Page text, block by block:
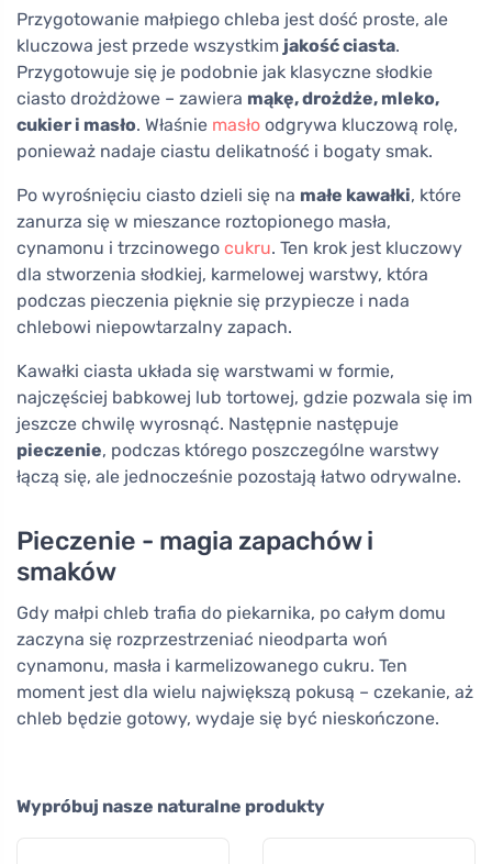
Przygotowanie małpiego chleba jest dość proste, ale
kluczowa jest przede wszystkim jakość ciasta.
Przygotowuje się je podobnie jak klasyczne słodkie
ciasto drożdżowe – zawiera mąkę, drożdże, mleko,
cukier i masło. Właśnie masło odgrywa kluczową rolę,
ponieważ nadaje ciastu delikatność i bogaty smak.
Po wyrośnięciu ciasto dzieli się na małe kawałki, które
zanurza się w mieszance roztopionego masła,
cynamonu i trzcinowego cukru. Ten krok jest kluczowy
dla stworzenia słodkiej, karmelowej warstwy, która
podczas pieczenia pięknie się przypiecze i nada
chlebowi niepowtarzalny zapach.
Kawałki ciasta układa się warstwami w formie,
najczęściej babkowej lub tortowej, gdzie pozwala się im
jeszcze chwilę wyrosnąć. Następnie następuje
pieczenie, podczas którego poszczególne warstwy
łączą się, ale jednocześnie pozostają łatwo odrywalne.
Pieczenie - magia zapachów i
smaków
Gdy małpi chleb trafia do piekarnika, po całym domu
zaczyna się rozprzestrzeniać nieodparta woń
cynamonu, masła i karmelizowanego cukru. Ten
moment jest dla wielu największą pokusą – czekanie, aż
chleb będzie gotowy, wydaje się być nieskończone.
Wypróbuj nasze naturalne produkty